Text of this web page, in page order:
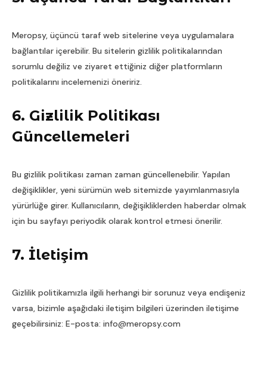
Meropsy, üçüncü taraf web sitelerine veya uygulamalara
bağlantılar içerebilir. Bu sitelerin gizlilik politikalarından
sorumlu değiliz ve ziyaret ettiğiniz diğer platformların
politikalarını incelemenizi öneririz.
6. Gizlilik Politikası
Güncellemeleri
Bu gizlilik politikası zaman zaman güncellenebilir. Yapılan
değişiklikler, yeni sürümün web sitemizde yayımlanmasıyla
yürürlüğe girer. Kullanıcıların, değişikliklerden haberdar olmak
için bu sayfayı periyodik olarak kontrol etmesi önerilir.
7. İletişim
Gizlilik politikamızla ilgili herhangi bir sorunuz veya endişeniz
varsa, bizimle aşağıdaki iletişim bilgileri üzerinden iletişime
geçebilirsiniz: E-posta: info@meropsy.com